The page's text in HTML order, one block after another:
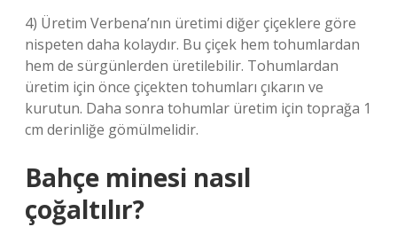
4) Üretim Verbena’nın üretimi diğer çiçeklere göre
nispeten daha kolaydır. Bu çiçek hem tohumlardan
hem de sürgünlerden üretilebilir. Tohumlardan
üretim için önce çiçekten tohumları çıkarın ve
kurutun. Daha sonra tohumlar üretim için toprağa 1
cm derinliğe gömülmelidir.
Bahçe minesi nasıl
çoğaltılır?